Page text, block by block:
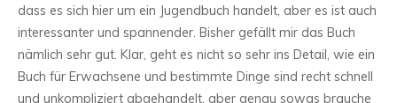
dass es sich hier um ein Jugendbuch handelt, aber es ist auch
interessanter und spannender. Bisher gefällt mir das Buch
nämlich sehr gut. Klar, geht es nicht so sehr ins Detail, wie ein
Buch für Erwachsene und bestimmte Dinge sind recht schnell
und unkompliziert abgehandelt, aber genau sowas brauche